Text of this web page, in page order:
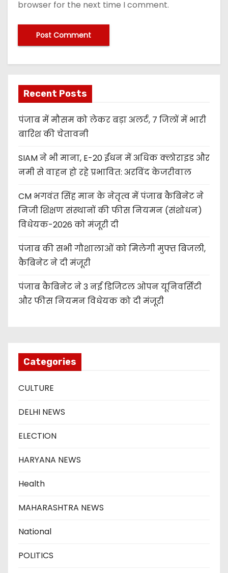
browser for the next time I comment.
Recent Posts
पंजाब में मौसम को लेकर बड़ा अलर्ट, 7 जिलों में भारी
बारिश की चेतावनी
SIAM ने भी माना, E-20 ईंधन में अधिक क्लोराइड और
नमी से वाहन हो रहे प्रभावित: अरविंद केजरीवाल
CM भगवंत सिंह मान के नेतृत्व में पंजाब कैबिनेट ने
निजी शिक्षण संस्थानों की फीस नियमन (संशोधन)
विधेयक-2026 को मंजूरी दी
पंजाब की सभी गौशालाओं को मिलेगी मुफ्त बिजली,
कैबिनेट ने दी मंजूरी
पंजाब कैबिनेट ने 3 नई डिजिटल ओपन यूनिवर्सिटी
और फीस नियमन विधेयक को दी मंजूरी
Categories
CULTURE
DELHI NEWS
ELECTION
HARYANA NEWS
Health
MAHARASHTRA NEWS
National
POLITICS